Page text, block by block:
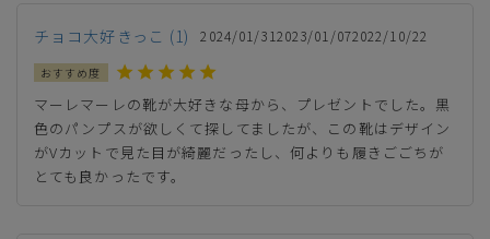
L(24.0cm) カートに入れる
LL(24.5cm) —
XL(25.0cm)
残りわずか
チョコ大好きっこ 1 2024/01/312023/01/072022/10/22
マーレマーレの靴が大好きな母から、プレゼントでした。黒
色のパンプスが欲しくて探してましたが、この靴はデザイン
がVカットで見た目が綺麗だったし、何よりも履きごごちが
とても良かったです。